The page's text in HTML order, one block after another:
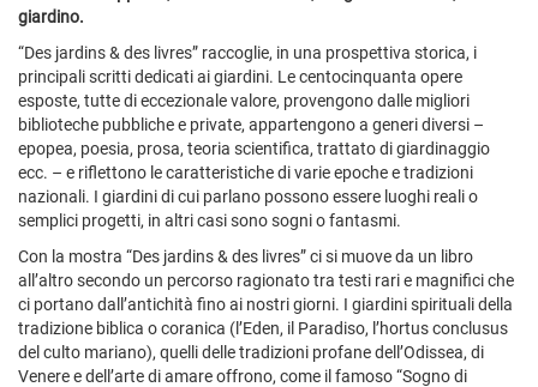
giardino.
“Des jardins & des livres” raccoglie, in una prospettiva storica, i
principali scritti dedicati ai giardini. Le centocinquanta opere
esposte, tutte di eccezionale valore, provengono dalle migliori
biblioteche pubbliche e private, appartengono a generi diversi –
epopea, poesia, prosa, teoria scientifica, trattato di giardinaggio
ecc. – e riflettono le caratteristiche di varie epoche e tradizioni
nazionali. I giardini di cui parlano possono essere luoghi reali o
semplici progetti, in altri casi sono sogni o fantasmi.
Con la mostra “Des jardins & des livres” ci si muove da un libro
all’altro secondo un percorso ragionato tra testi rari e magnifici che
ci portano dall’antichità fino ai nostri giorni. I giardini spirituali della
tradizione biblica o coranica (l’Eden, il Paradiso, l’hortus conclusus
del culto mariano), quelli delle tradizioni profane dell’Odissea, di
Venere e dell’arte di amare offrono, come il famoso “Sogno di